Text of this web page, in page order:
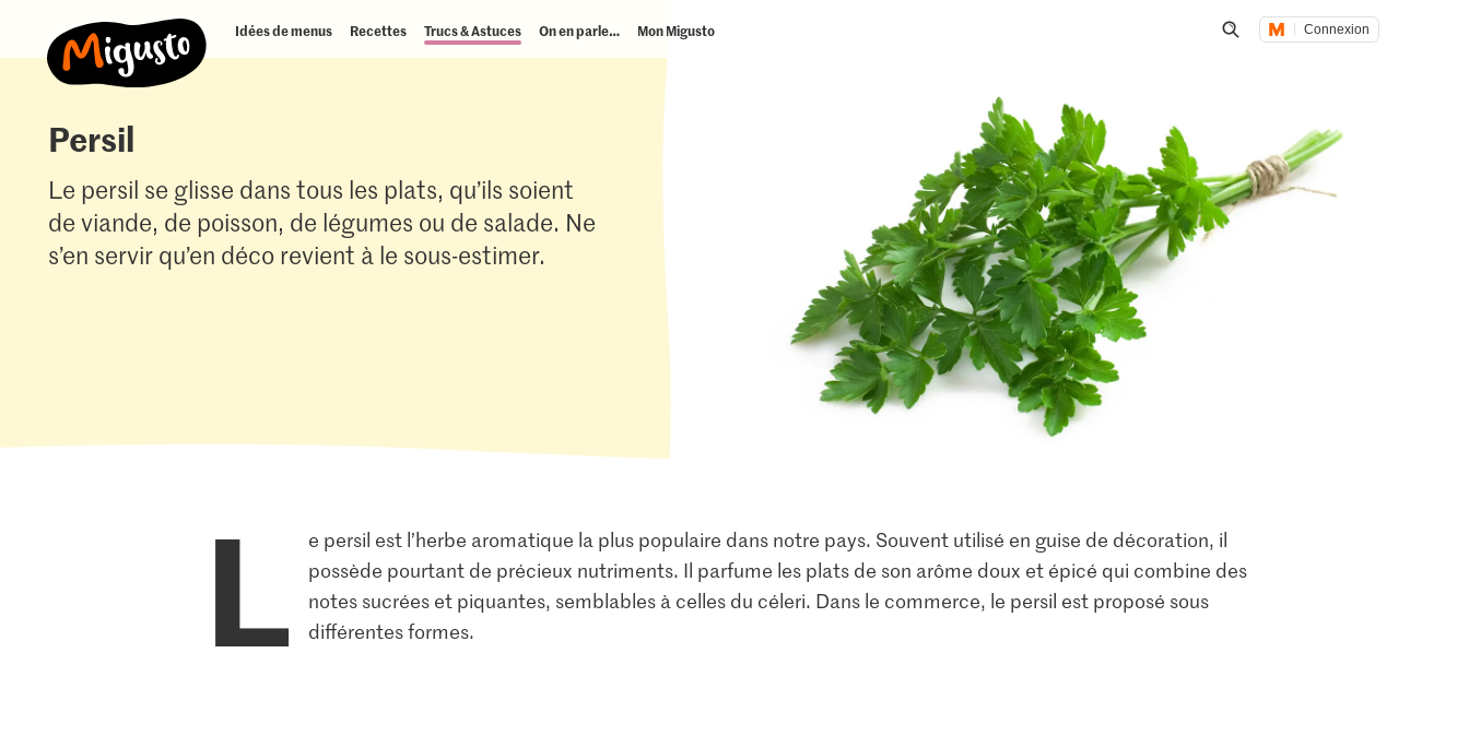
Idées de menus Recettes Trucs & Astuces On en parle… Mon Migusto Connexion
Persil
Le persil se glisse dans tous les plats, qu’ils soient
de viande, de poisson, de légumes ou de salade. Ne
s’en servir qu’en déco revient à le sous-estimer.
L
e persil est l’herbe aromatique la plus populaire dans notre pays. Souvent utilisé en guise de décoration, il
possède pourtant de précieux nutriments. Il parfume les plats de son arôme doux et épicé qui combine des
notes sucrées et piquantes, semblables à celles du céleri. Dans le commerce, le persil est proposé sous
différentes formes.